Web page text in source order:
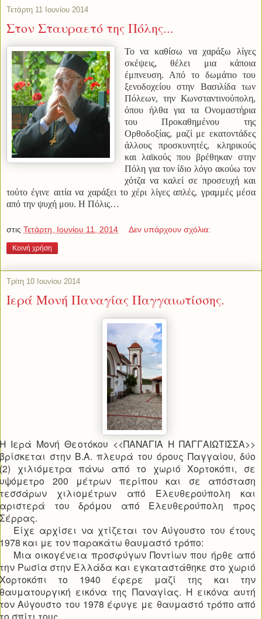
Τετάρτη 11 Ιουνίου 2014
Στον Σταυραετό της Πόλης...
Το να καθίσω να χαράξω λίγες
σκέψεις, θέλει μια κάποια
έμπνευση. Από το δωμάτιο του
ξενοδοχείου στην Βασιλίδα των
Πόλεων, την Κωνσταντινούπολη,
όπου ήλθα για τα Ονομαστήρια
του Προκαθημένου της
Ορθοδοξίας, μαζί με εκατοντάδες
άλλους προσκυνητές, κληρικούς
και λαϊκούς που βρέθηκαν στην
Πόλη για τον ίδιο λόγο ακούω τον
χότζα να καλεί σε προσευχή και
τούτο έγινε αιτία να χαράξει το χέρι λίγες απλές, γραμμές μέσα
από την ψυχή μου. Η Πόλις…
στις Τετάρτη, Ιουνίου 11, 2014 Δεν υπάρχουν σχόλια:
Κοινή χρήση
Τρίτη 10 Ιουνίου 2014
Iερά Μονή Παναγίας Παγγαιωτίσσης.
Η Ιερά Μονή Θεοτόκου <<ΠΑΝΑΓΙΑ Η ΠΑΓΓΑΙΩΤΙΣΣΑ>>
βρίσκεται στην Β.Α. πλευρά του όρους Παγγαίου, δύο
(2) χιλιόμετρα πάνω από το χωριό Χορτοκόπι, σε
υψόμετρο 200 μέτρων περίπου και σε απόσταση
τεσσάρων χιλιομέτρων από Ελευθερούπολη και
αριστερά του δρόμου από Ελευθερούπολη προς
Σέρρας.
Είχε αρχίσει να χτίζεται τον Αύγουστο του έτους
1978 και με τον παρακάτω θαυμαστό τρόπο:
Μια οικογένεια προσφύγων Ποντίων που ήρθε από
την Ρωσία στην Ελλάδα και εγκαταστάθηκε στο χωριό
Χορτοκόπι το 1940 έφερε μαζί της και την
θαυματουργική εικόνα της Παναγίας. Η εικόνα αυτή
τον Αύγουστο του 1978 έφυγε με θαυμαστό τρόπο από
το σπίτι τους.